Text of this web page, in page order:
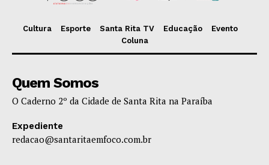
Cultura Esporte Santa Rita TV Educação
Evento
Coluna
Quem Somos
O Caderno 2º da Cidade de Santa Rita na Paraíba
Expediente
redacao@santaritaemfoco.com.br